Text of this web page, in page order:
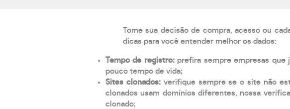
Tome sua decisão de compra, acesso ou
dicas para você entender melhor os dados:
Tempo de registro: prefira sempre empresas
pouco tempo de vida;
Sites clonados: verifique sempre se o site não
clonados usam domínios diferentes, nossa
clonado;